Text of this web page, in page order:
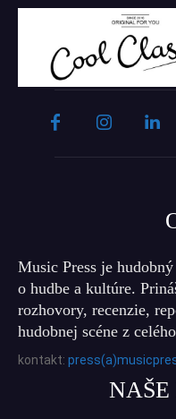
Music Press je
o hudbe a kultúre.
rozhovory, recenzie,
hudobnej scéne z
kontakt:
NAŠE